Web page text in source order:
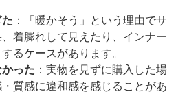
：「暖かそう」という理由でサ
着膨れして見えたり、インナー
るケースがあります。
った ：実物を見ずに購入した場
質感に違和感を感じることがあ